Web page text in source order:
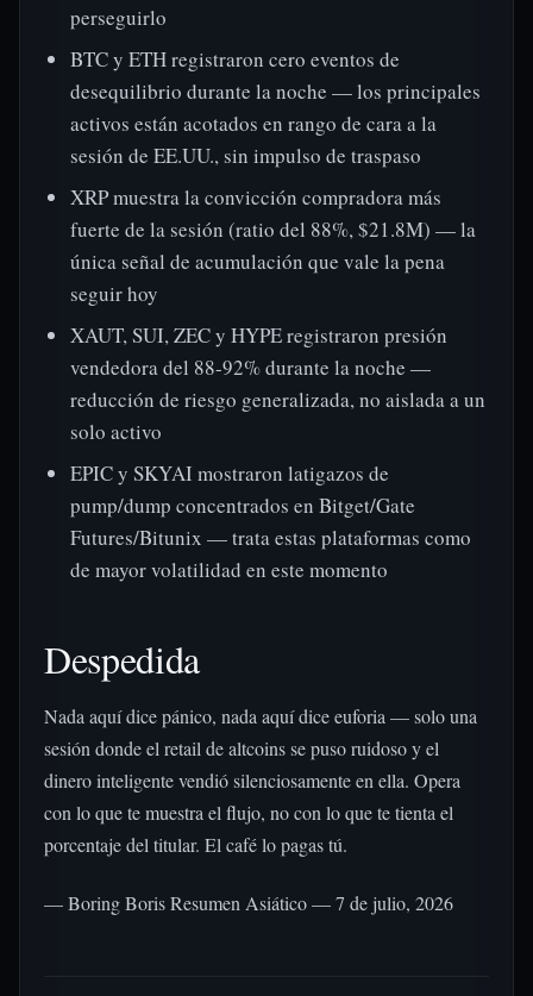
perseguirlo
BTC y ETH registraron cero eventos de
desequilibrio durante la noche — los principales
activos están acotados en rango de cara a la
sesión de EE.UU., sin impulso de traspaso
XRP muestra la convicción compradora más
fuerte de la sesión (ratio del 88%, $21.8M) — la
única señal de acumulación que vale la pena
seguir hoy
XAUT, SUI, ZEC y HYPE registraron presión
vendedora del 88-92% durante la noche —
reducción de riesgo generalizada, no aislada a un
solo activo
EPIC y SKYAI mostraron latigazos de
pump/dump concentrados en Bitget/Gate
Futures/Bitunix — trata estas plataformas como
de mayor volatilidad en este momento
Despedida
Nada aquí dice pánico, nada aquí dice euforia — solo una
sesión donde el retail de altcoins se puso ruidoso y el
dinero inteligente vendió silenciosamente en ella. Opera
con lo que te muestra el flujo, no con lo que te tienta el
porcentaje del titular. El café lo pagas tú.
— Boring Boris Resumen Asiático — 7 de julio, 2026